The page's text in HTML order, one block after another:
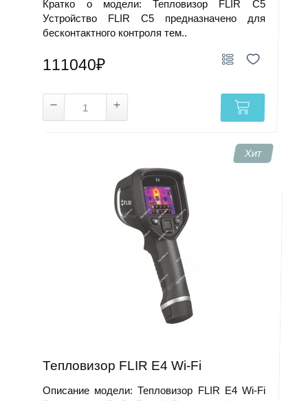
Кратко о модели: Тепловизор FLIR C5
Устройство FLIR C5 предназначено для
бесконтактного контроля тем..
111040₽
Хит
Тепловизор FLIR E4 Wi-Fi
Описание модели: Тепловизор FLIR E4 Wi-Fi